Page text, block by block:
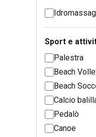
Sport e
Palestra
Beach
Beach
Calcio
Pedalò
Canoe